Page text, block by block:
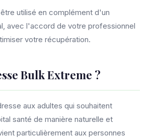
utilisé en complément d'un
avec l'accord de votre professionnel
votre récupération.
Bulk Extreme ?
aux adultes qui souhaitent
santé de manière naturelle et
particulièrement aux personnes